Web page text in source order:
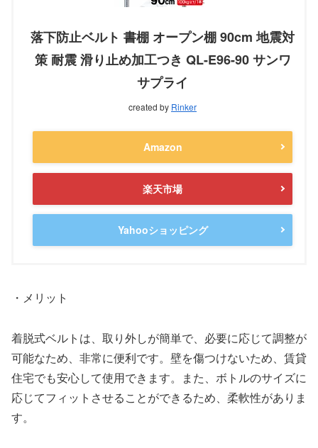
落下防止ベルト 書棚 オープン棚 90cm 地震対
策 耐震 滑り止め加工つき QL-E96-90 サンワ
サプライ
created by Rinker
Amazon
楽天市場
Yahooショッピング
・メリット
着脱式ベルトは、取り外しが簡単で、必要に応じて調整が
可能なため、非常に便利です。壁を傷つけないため、賃貸
住宅でも安心して使用できます。また、ボトルのサイズに
応じてフィットさせることができるため、柔軟性がありま
す。